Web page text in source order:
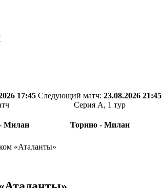
17:45
Милан
Следующий матч: 23.08.2026 21:45
Серия А, 1 тур
Торино - Милан
«Аталанты»